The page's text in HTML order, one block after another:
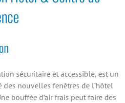
sécuritaire et accessible, est un
des nouvelles fenêtres de l’hôtel
bouffée d’air frais peut faire des